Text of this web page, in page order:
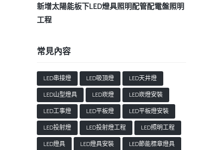
新增太陽能板下LED燈具照明配管配電盤照明
工程
常見內容
LED串接燈 LED吸頂燈
LED天井燈
LED山型燈具
LED崁燈
LED崁燈安裝
LED工事燈
LED平板燈
LED平板燈安裝
LED投射燈
LED投射燈工程
LED照明工程
LED燈具
LED燈具安裝
LED節能標章燈具